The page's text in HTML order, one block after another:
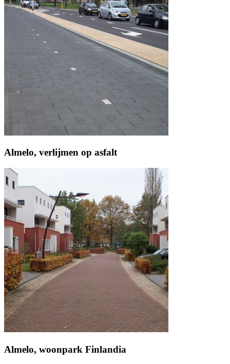
Almelo, verlijmen op asfalt
Almelo, woonpark Finlandia